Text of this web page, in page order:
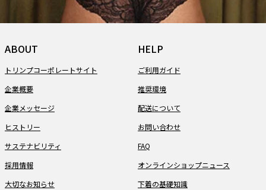
ABOUT
トリンプコーポレートサイト
企業概要
企業メッセージ
ヒストリー
サステナビリティ
採用情報
大切なお知らせ
HELP
ご利用ガイド
推奨環境
配送について
お問い合わせ
FAQ
オンラインショップニュース
下着の基礎知識